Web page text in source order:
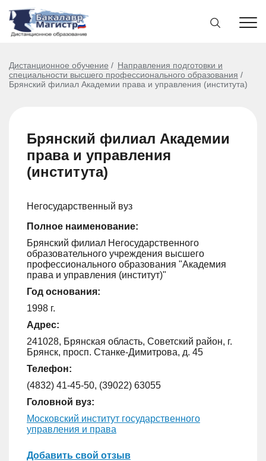
Дистанционное обучение
Направления подготовки и
специальности высшего профессионального образования
Брянский филиал Академии права и управления (института)
Брянский филиал Академии
права и управления
(института)
Негосударственный вуз
Полное наименование:
Брянский филиал Негосударственного
образовательного учреждения высшего
профессионального образования "Академия
права и управления (институт)"
Год основания:
1998 г.
Адрес:
241028, Брянская область, Советский район, г.
Брянск, просп. Станке-Димитрова, д. 45
Телефон:
(4832) 41-45-50, (39022) 63055
Головной вуз:
Московский институт государственного
управления и права
Добавить свой отзыв